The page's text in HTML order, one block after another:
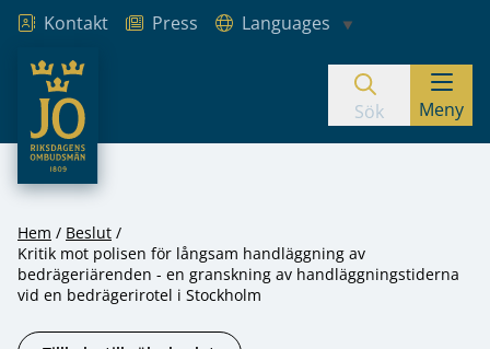
Hoppa till innehåll
Kontakt Press
Languages
JO – Riksdagens Ombudsmän
Sök Meny
Hem
Beslut
Kritik mot polisen för långsam handläggning av
bedrägeriärenden - en granskning av handläggningstiderna
vid en bedrägerirotel i Stockholm